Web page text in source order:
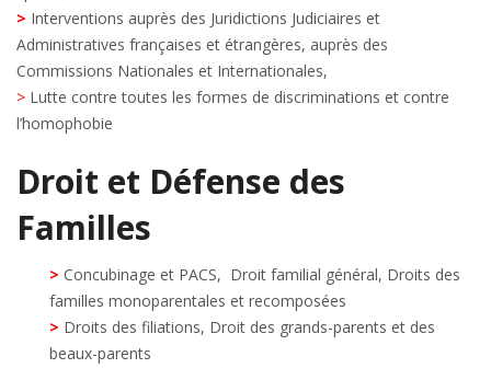
> Interventions auprès des Juridictions Judiciaires et
Administratives françaises et étrangères, auprès des
Commissions Nationales et Internationales,
> Lutte contre toutes les formes de discriminations et contre
l’homophobie
Droit et Défense des
Familles
> Concubinage et PACS, Droit familial général, Droits des
familles monoparentales et recomposées
> Droits des filiations, Droit des grands-parents et des
beaux-parents